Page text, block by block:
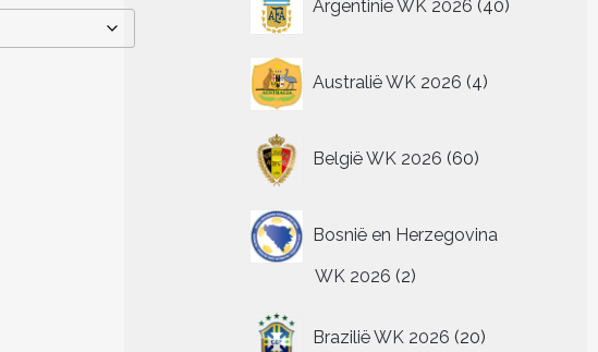
Argentinië WK 2026 40
producten
Australië WK 2026 4
producten
België WK 2026 60
producten
Bosnië en Herzegovina
WK 2026 22
Brazilië WK 2026 20